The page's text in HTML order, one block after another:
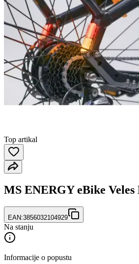
Top artikal
MS ENERGY eBike Veles
EAN:3856032104929
Na stanju
Informacije o popustu